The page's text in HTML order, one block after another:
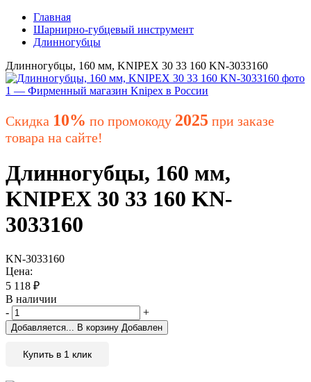
Главная
Шарнирно-губцевый инструмент
Длинногубцы
Длинногубцы, 160 мм, KNIPEX 30 33 160 KN-3033160
Скидка 10% по промокоду 2025 при заказе
товара на сайте!
Длинногубцы, 160 мм,
KNIPEX 30 33 160 KN-
3033160
KN-3033160
Цена:
5 118 ₽
В наличии
-
+
Добавляется... В корзину Добавлен
Купить в 1 клик